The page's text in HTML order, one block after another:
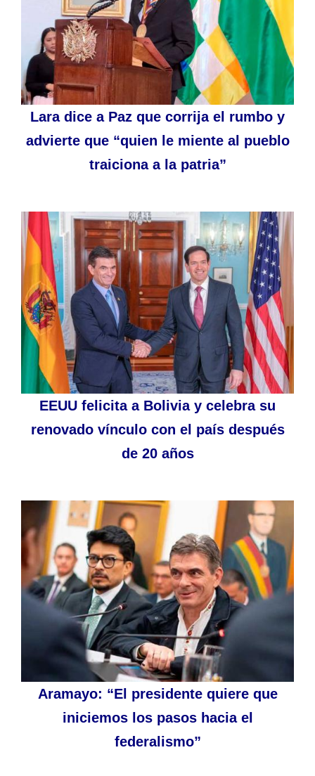
Lara dice a Paz que corrija el rumbo y
advierte que “quien le miente al pueblo
traiciona a la patria”
EEUU felicita a Bolivia y celebra su
renovado vínculo con el país después
de 20 años
Aramayo: “El presidente quiere que
iniciemos los pasos hacia el
federalismo”